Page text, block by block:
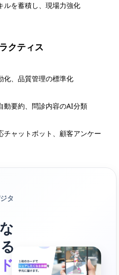
ルを蓄積し、現場力強化
クティス
化、品質管理の標準化
動要約、問診内容のAI分類
チャットボット、顧客アンケー
タ